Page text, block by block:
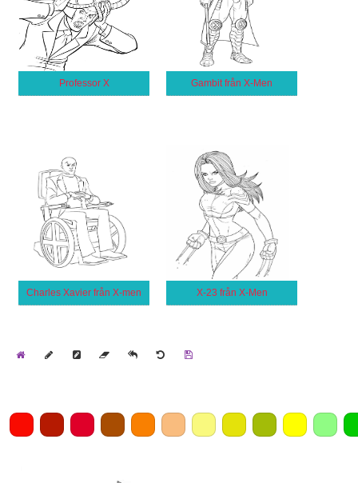
Professor X Gambit från X-Men
Charles Xavier från X-men X-23 från X-Men